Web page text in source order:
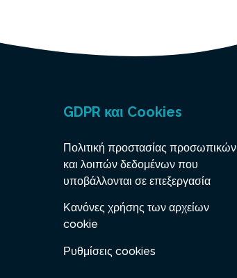
GDPR και Cookies
Πολιτική προστασίας προσωπικών
και λοιπών δεδομένων που
υποβάλλονται σε επεξεργασία
Κανόνες χρήσης των αρχείων
cookie
Ρυθμίσεις cookies